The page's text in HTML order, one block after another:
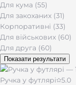
Для кума (55)
Для закоханих (31)
Корпоративні (33)
Для військових (60)
Для друга (60)
Показати результати
Ручка у футлярі
5.0